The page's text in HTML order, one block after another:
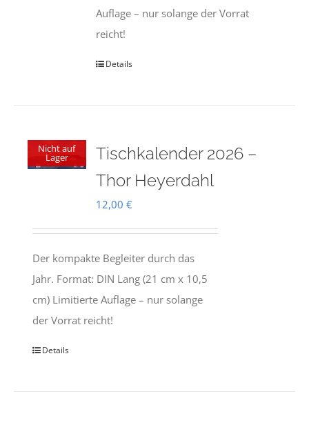
Auflage – nur solange der Vorrat
reicht!
Details
Nicht auf
Lager
Tischkalender 2026 –
Thor Heyerdahl
12,00€
Der kompakte Begleiter durch das
Jahr. Format: DIN Lang (21 cm x 10,5
cm) Limitierte Auflage – nur solange
der Vorrat reicht!
Details